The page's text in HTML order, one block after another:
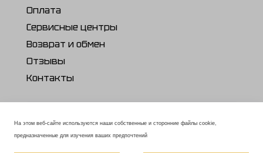
Оплата
Сервисные центры
Возврат и обмен
Отзывы
Контакты
ПОЛЕЗНОЕ
Каталог продукции
На этом веб-сайте используются наши собственные и сторонние файлы cookie,
предназначенные для изучения ваших предпочтений